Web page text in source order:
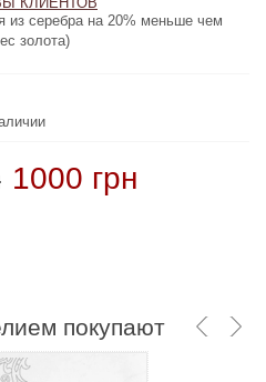
из серебра на 20% меньше чем
золота)
1000 грн
из серебра на 20% меньше чем
(в описании указан вес золота)
1 до 4 недель если нет в наличии
грн
покупают